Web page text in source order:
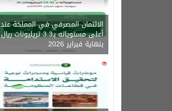
الائتمان المصرفي في المملكة عند
أعلى مستوياته بـ3.3 تريليونات ريال
بنهاية فبراير 2026
1450